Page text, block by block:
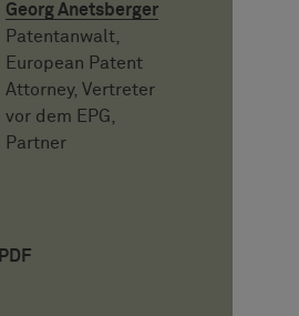
Georg Anetsberger
Patentanwalt,
European Patent
Attorney, Vertreter
vor dem EPG,
Partner
PDF